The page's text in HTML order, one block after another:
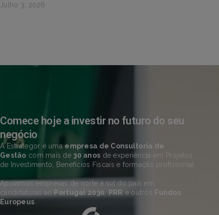
Julho 3, 2026
Comece hoje a investir no futuro do seu
negócio
A Estrategor é uma empresa de Consultoria de
Gestão com mais de30 anos de experiência em Projetos
de Investimento, Benefícios Fiscais e formação profissional.
Apoiamos empresas de norte a sul do país em
candidaturas ao Portugal 2030 PRR e outros Fundos
Europeus